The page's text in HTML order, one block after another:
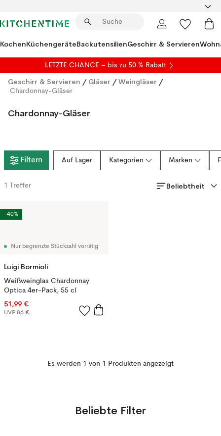
KochenKüchengeräteBackutensilienGeschirr & Servieren
LETZTE CHANCE – bis zu 50 % Rabatt
Geschirr & Servieren / Gläser / Weingläser /
Chardonnay-Gläser
Chardonnay-Gläser
Filtern Auf Lager Kategorien Marken
1 Treffer Beliebtheit
Nur begrenzte Stückzahl vorrätig
Luigi Bormioli
Weißweinglas Chardonnay
Optica 4er-Pack, 55 cl
51,99 €
UVP 86 €
-40%
Es werden 1 von 1 Produkten angezeigt
Beliebte Filter